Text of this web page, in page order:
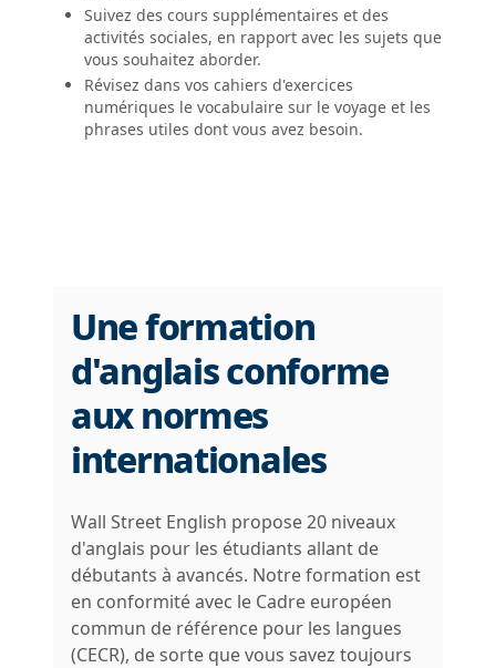
Suivez des cours supplémentaires et des
activités sociales, en rapport avec les sujets que
vous souhaitez aborder.
Révisez dans vos cahiers d'exercices
numériques le vocabulaire sur le voyage et les
phrases utiles dont vous avez besoin.
Une formation
d'anglais conforme
aux normes
internationales
Wall Street English propose 20 niveaux
d'anglais pour les étudiants allant de
débutants à avancés. Notre formation est
en conformité avec le Cadre européen
commun de référence pour les langues
(CECR), de sorte que vous savez toujours